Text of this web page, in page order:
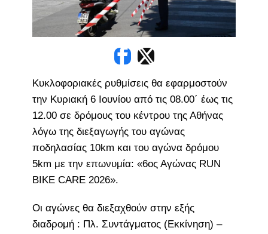
Κυκλοφοριακές ρυθμίσεις θα εφαρμοστούν
την Κυριακή 6 Ιουνίου από τις 08.00΄ έως τις
12.00 σε δρόμους του κέντρου της Αθήνας
λόγω της διεξαγωγής του αγώνας
ποδηλασίας 10km και του αγώνα δρόμου
5km με την επωνυμία: «6ος Αγώνας RUN
BIKE CARE 2026».
Οι αγώνες θα διεξαχθούν στην εξής
διαδρομή : Πλ. Συντάγματος (Εκκίνηση) –